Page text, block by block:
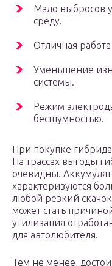
Мало выбросов
среду.
Отличная
Уменьшение
системы.
Режим
бесшумностью.
При покупке
На трассах выгоды
очевидны.
характеризуются
любой резкий
может стать
утилизация
для автолюбителя.
Тем не менее,